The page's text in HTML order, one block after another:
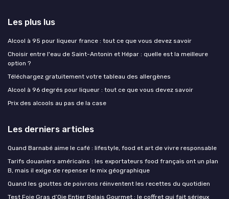
Les plus lus
Alcool à 95 pour liqueur france : tout ce que vous devez savoir
Choisir entre l'eau de Saint-Antonin et Hépar : quelle est la meilleure
option ?
Téléchargez gratuitement votre tableau des allergènes
Alcool à 96 degrés pour liqueur : tout ce que vous devez savoir
Prix des alcools au pas de la case
Les derniers articles
Quand Barnabé aime le café : lifestyle, food et art de vivre responsable
Tarifs douaniers américains : les exportateurs food français ont un plan
B, mais il exige de repenser le mix géographique
Quand les gouttes de poivrons réinventent les recettes du quotidien
Test Foie Gras d’Oie Entier Relais Gourmet : le coffret qui fait sérieux